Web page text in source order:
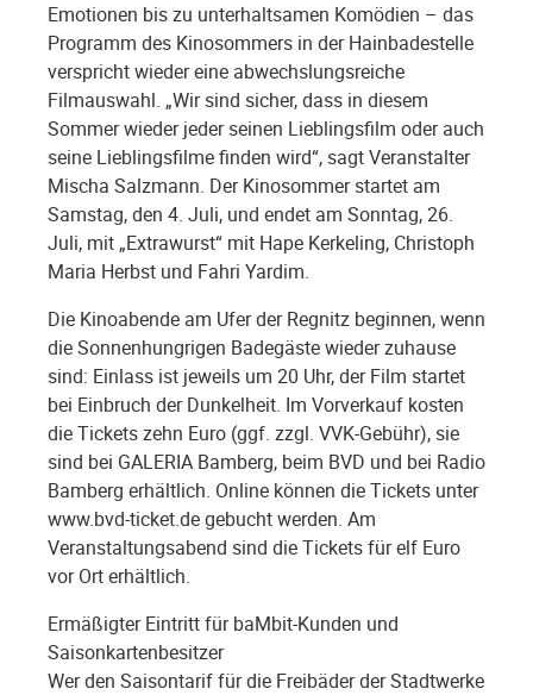
Emotionen bis zu unterhaltsamen Komödien – das
Programm des Kinosommers in der Hainbadestelle
verspricht wieder eine abwechslungsreiche
Filmauswahl. „Wir sind sicher, dass in diesem
Sommer wieder jeder seinen Lieblingsfilm oder auch
seine Lieblingsfilme finden wird“, sagt Veranstalter
Mischa Salzmann. Der Kinosommer startet am
Samstag, den 4. Juli, und endet am Sonntag, 26.
Juli, mit „Extrawurst“ mit Hape Kerkeling, Christoph
Maria Herbst und Fahri Yardim.
Die Kinoabende am Ufer der Regnitz beginnen, wenn
die Sonnenhungrigen Badegäste wieder zuhause
sind: Einlass ist jeweils um 20 Uhr, der Film startet
bei Einbruch der Dunkelheit. Im Vorverkauf kosten
die Tickets zehn Euro (ggf. zzgl. VVK-Gebühr), sie
sind bei GALERIA Bamberg, beim BVD und bei Radio
Bamberg erhältlich. Online können die Tickets unter
www.bvd-ticket.de gebucht werden. Am
Veranstaltungsabend sind die Tickets für elf Euro
vor Ort erhältlich.
Ermäßigter Eintritt für baMbit-Kunden und
Saisonkartenbesitzer
Wer den Saisontarif für die Freibäder der Stadtwerke